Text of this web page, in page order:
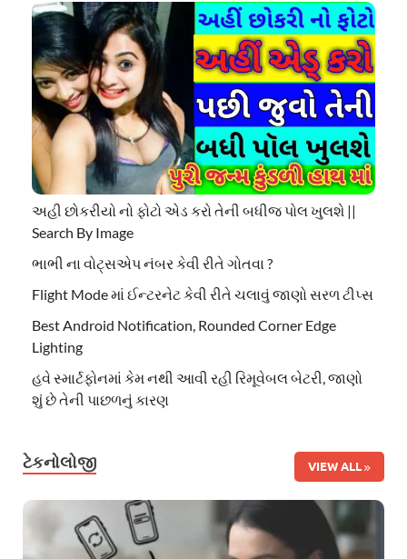
અહી છોકરીયો નો ફોટો એડ કરો તેની બધીજ પોલ ખુલશે ||
Search By Image
ભાભી ના વોટ્સએપ નંબર કેવી રીતે ગોતવા ?
Flight Mode માં ઈન્ટરનેટ કેવી રીતે ચલાવું જાણો સરળ ટીપ્સ
Best Android Notification, Rounded Corner Edge
Lighting
હવે સ્માર્ટફોનમાં કેમ નથી આવી રહી રિમૂવેબલ બેટરી, જાણો
શું છે તેની પાછળનું કારણ
ટેકનોલોજી VIEW ALL